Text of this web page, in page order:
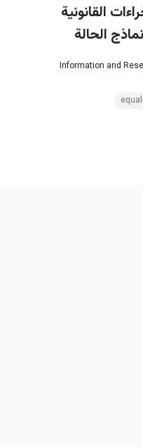
القانونية
الحالة
Information and